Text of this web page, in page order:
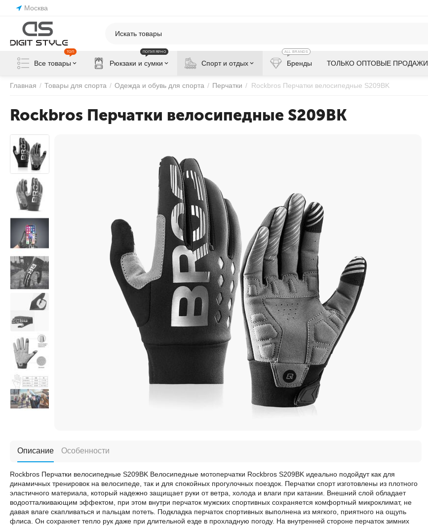
Москва
Все товары
ТОП
Рюкзаки и сумки
ПОПУЛЯРНО
Спорт и отдых Бренды
ALL BRANDS
ТОЛЬКО ОПТОВЫЕ ПРОДАЖИ
Главная / Товары для спорта / Одежда и обувь для спорта / Перчатки / Rockbros Перчатки велосипедные S209BK
Rockbros Перчатки велосипедные S209BK
Описание Особенности
Rockbros Перчатки велосипедные S209BK Велосипедные мотоперчатки Rockbros S209BK идеально подойдут как для
динамичных тренировок на велосипеде, так и для спокойных прогулочных поездок. Перчатки спорт изготовлены из плотного
эластичного материала, который надежно защищает руки от ветра, холода и влаги при катании. Внешний слой обладает
водоотталкивающим эффектом, при этом внутри перчаток мужских спортивных сохраняется комфортный микроклимат, не
давая влаге скапливаться и пальцам потеть. Подкладка перчаток спортивных выполнена из мягкого, приятного на ощупь
флиса. Он сохраняет тепло рук даже при длительной езде в прохладную погоду. На внутренней стороне перчаток зимних